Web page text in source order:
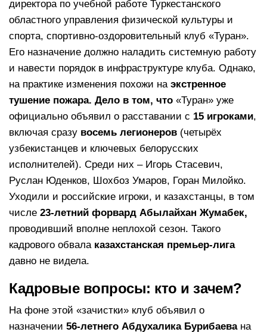
директора по учебной работе Туркестанского
областного управления физической культуры и
спорта, спортивно-оздоровительный клуб «Туран».
Его назначение должно наладить системную работу
и навести порядок в инфраструктуре клуба. Однако,
на практике изменения похожи на экстренное
тушение пожара. Дело в том, что «Туран» уже
официально объявил о расставании с 15 игроками,
включая сразу восемь легионеров (четырёх
узбекистанцев и ключевых белорусских
исполнителей). Среди них – Игорь Стасевич,
Руслан Юденков, Шохбоз Умаров, Горан Милойко.
Уходили и российские игроки, и казахстанцы, в том
числе 23-летний форвард Абылайхан Жумабек,
проводивший вполне неплохой сезон. Такого
кадрового обвала казахстанская премьер-лига
давно не видела.
Кадровые вопросы: кто и зачем?
На фоне этой «зачистки» клуб объявил о
назначении 56-летнего Абдухалика Бурибаевана